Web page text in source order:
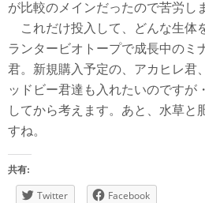
が比較のメインだったので苦労し
これだけ投入して、どんな生体
ランタービオトープで成長中のミ
君。新規購入予定の、アカヒレ君
ッドビー君達も入れたいのですが
してから考えます。あと、水草と
すね。
共有:
Twitter Facebook